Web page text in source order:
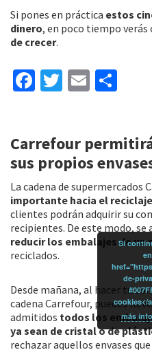
Si pones en práctica estos
dinero, en poco tiempo verás
de crecer.
Fa
o
o
k
T
er
E
l
p
ar
tir
Carrefour
sus propios
La cadena de supermercados
importante hacia el reciclaje
clientes podrán adquirir su
recipientes. De este modo, se
reducir los embalajes de un
reciclados.
Desde mañana, al hacer tu
cadena Carrefour, puedes
admitidos todos los
ya sean de cristal o de
rechazar aquellos envases
Si
de-
cookies</
más